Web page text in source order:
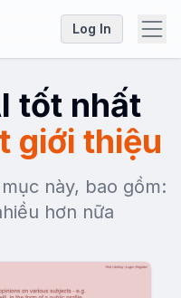
Log In
tốt nhất
giới thiệu
này, bao gồm:
hơn nữa